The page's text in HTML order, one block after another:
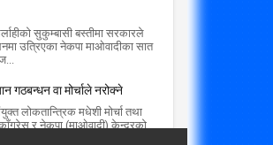
सुकुम्बासी बस्तीमा सरकारले
उत्रिएका नेकपा माओवादीका सात
गठबन्धन वा मोर्चाले नरोक्ने
लोकतान्त्रिक मधेशी मोर्चा तथा
र नेकपा (माओवादी) केन्द्रको